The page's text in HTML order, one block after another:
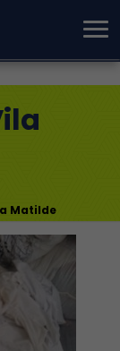
Matilde